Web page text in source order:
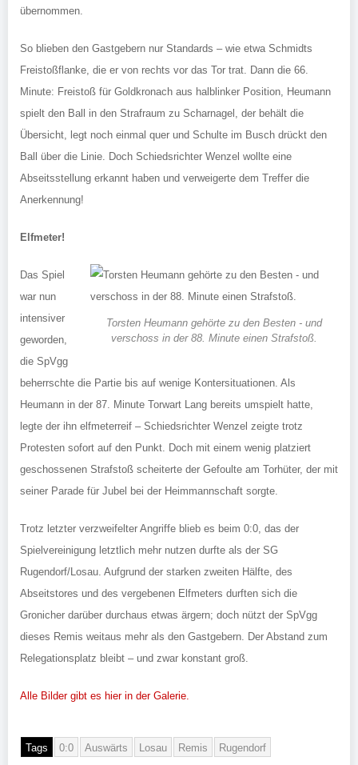
übernommen.
So blieben den Gastgebern nur Standards – wie etwa Schmidts
Freistoßflanke, die er von rechts vor das Tor trat. Dann die 66.
Minute: Freistoß für Goldkronach aus halblinker Position, Heumann
spielt den Ball in den Strafraum zu Scharnagel, der behält die
Übersicht, legt noch einmal quer und Schulte im Busch drückt den
Ball über die Linie. Doch Schiedsrichter Wenzel wollte eine
Abseitsstellung erkannt haben und verweigerte dem Treffer die
Anerkennung!
Elfmeter!
Torsten Heumann gehörte zu den Besten - und
verschoss in der 88. Minute einen Strafstoß.
Das Spiel
war nun
intensiver
geworden,
die SpVgg
beherrschte die Partie bis auf wenige Kontersituationen. Als
Heumann in der 87. Minute Torwart Lang bereits umspielt hatte,
legte der ihn elfmeterreif – Schiedsrichter Wenzel zeigte trotz
Protesten sofort auf den Punkt. Doch mit einem wenig platziert
geschossenen Strafstoß scheiterte der Gefoulte am Torhüter, der mit
seiner Parade für Jubel bei der Heimmannschaft sorgte.
Trotz letzter verzweifelter Angriffe blieb es beim 0:0, das der
Spielvereinigung letztlich mehr nutzen durfte als der SG
Rugendorf/Losau. Aufgrund der starken zweiten Hälfte, des
Abseitstores und des vergebenen Elfmeters durften sich die
Gronicher darüber durchaus etwas ärgern; doch nützt der SpVgg
dieses Remis weitaus mehr als den Gastgebern. Der Abstand zum
Relegationsplatz bleibt – und zwar konstant groß.
Alle Bilder gibt es hier in der Galerie.
Tags 0:0 Auswärts Losau Remis Rugendorf